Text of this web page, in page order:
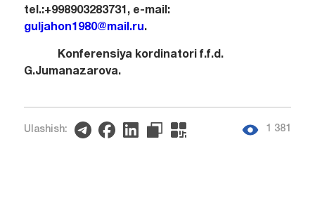
tel.:+998903283731, e-mail:
guljahon1980@mail.ru .
Konferensiyakordinatori f.f.d.
G.Jumanazarova.
Ulashish: 1 381